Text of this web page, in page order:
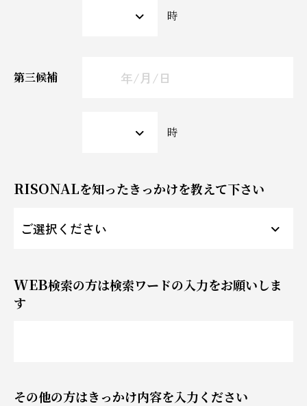
時
第三候補
時
RISONALを知ったきっかけを教えて下さい
WEB検索の方は検索ワードの入力をお願いしま
す
その他の方はきっかけ内容を入力ください